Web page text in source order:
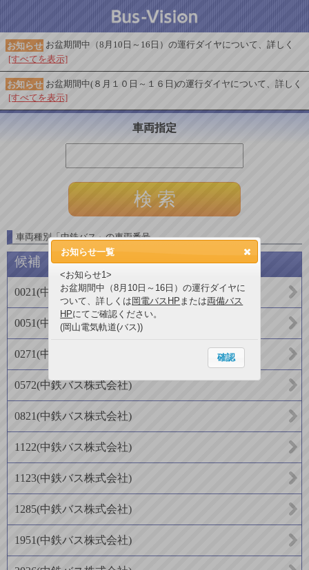
お知らせ お盆期間中（8月10日～16日）の運行ダイヤについて、詳しく
[すべてを表示]
お知らせ お盆期間中(８月１０日～１６日)の運行ダイヤについて、詳しく
[すべてを表示]
車両指定
車両種別「中鉄バス」の車両番号
候補
0021(中鉄バス株式会社 )
0051(中鉄バス株式会社)
0271(中鉄バス株式会社
0572(中鉄バス株式会社)
0821(中鉄バス株式会社)
1122(中鉄バス株式会社)
1123(中鉄バス株式会社)
1285(中鉄バス株式会社)
1951(中鉄バス株式会社)
お知らせ一覧
<お知らせ1>
お盆期間中（8月10日～16日）の運行ダイヤに
ついて、詳しくは 岡電バスHP または両備バス
HPにてご確認ください。
(岡山電気軌道(バス))
確認